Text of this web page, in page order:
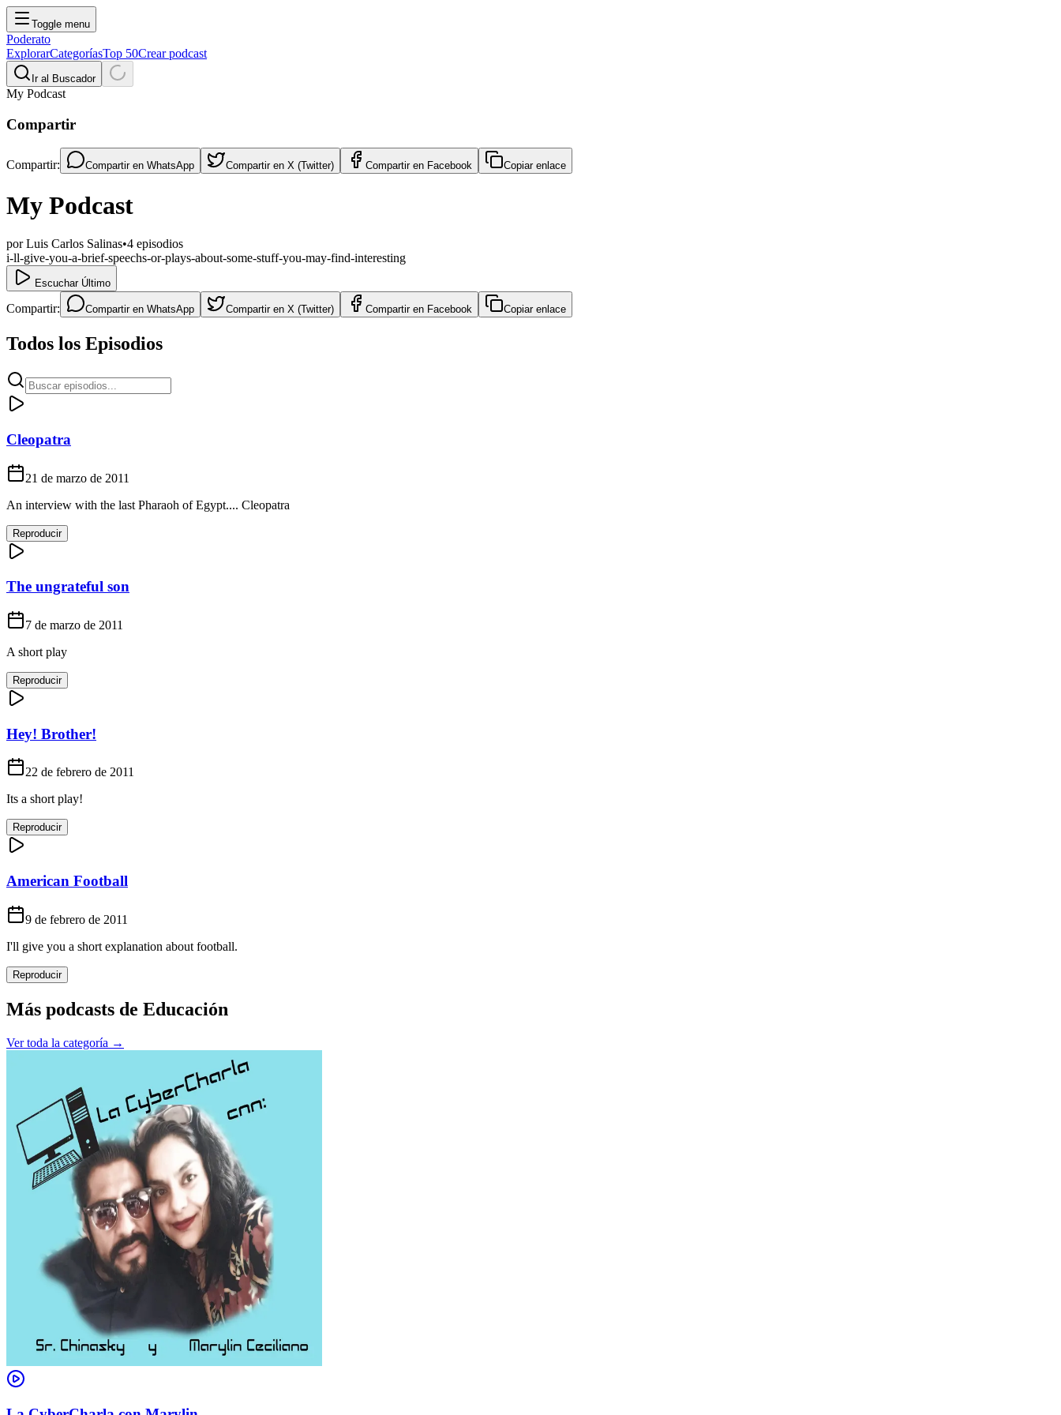
Toggle menu
Poderato
ExplorarCategoríasTop 50Crear podcast
Ir al Buscador
My Podcast
Compartir
Compartir: Compartir en WhatsApp Compartir en X (Twitter) Compartir en Facebook Copiar enlace
My Podcast
porLuis Carlos Salinas•4 episodios
i-ll-give-you-a-brief-speechs-or-plays-about-some-stuff-you-may-find-interesting
Escuchar Último
Compartir: Compartir en WhatsApp Compartir en X (Twitter) Compartir en Facebook Copiar enlace
Todos los Episodios
Cleopatra
21 de marzo de 2011
An interview with the last Pharaoh of Egypt.... Cleopatra
Reproducir
The ungrateful son
7 de marzo de 2011
A short play
Reproducir
Hey! Brother!
22 de febrero de 2011
Its a short play!
Reproducir
American Football
9 de febrero de 2011
I'll give you a short explanation about football.
Reproducir
Más podcasts de Educación
Ver toda la categoría →